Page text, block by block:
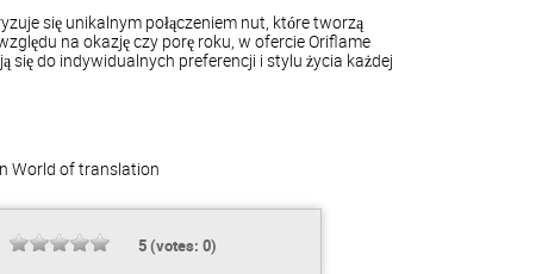
się unikalnym połączeniem nut, które tworzą
na okazję czy porę roku, w ofercie Oriflame
się do indywidualnych preferencji i stylu życia każdej
World of translation
5(votes: 0)